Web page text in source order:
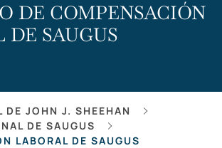
DE COMPENSACIÓN
DE SAUGUS
DE JOHN J. SHEEHAN
DE SAUGUS
LABORAL DE SAUGUS